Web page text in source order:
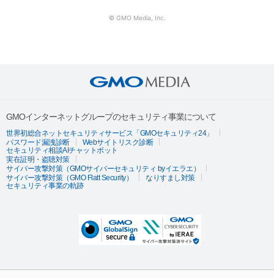
© GMO Media, Inc.
GMOインターネットグループのセキュリティ事業について
世界初総合ネットセキュリティサービス「GMOセキュリティ24」
パスワード漏洩診断
Webサイトリスク診断
セキュリティ相談AIチャットボット
実在証明・盗聴対策
サイバー攻撃対策（GMOサイバーセキュリティ byイエラエ）
サイバー攻撃対策（GMO Flatt Security）
なりすまし対策
セキュリティ事業の軌跡